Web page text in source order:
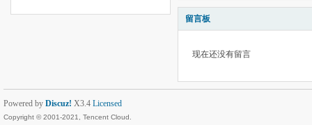
留言板
现在还没有留言
Powered by Discuz! X3.4 Licensed
Copyright © 2001-2021, Tencent Cloud.